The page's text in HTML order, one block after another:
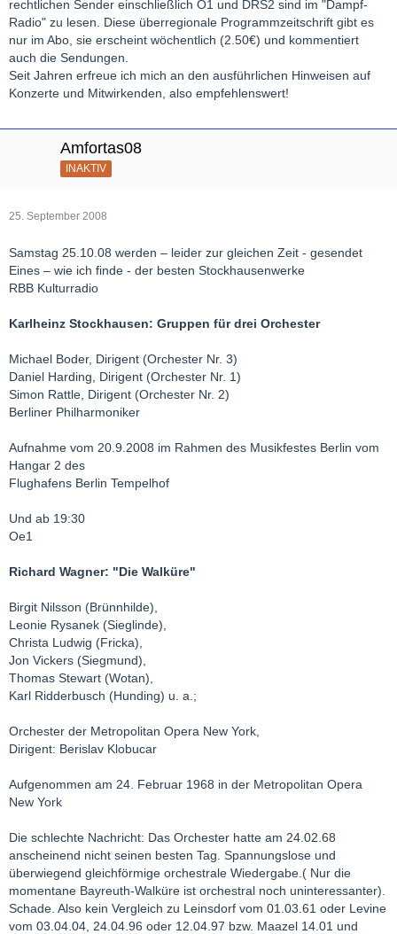
rechtlichen Sender einschließlich Ö1 und DRS2 sind im "Dampf-
Radio" zu lesen. Diese überregionale Programmzeitschrift gibt es
nur im Abo, sie erscheint wöchentlich (2.50€) und kommentiert
auch die Sendungen.
Seit Jahren erfreue ich mich an den ausführlichen Hinweisen auf
Konzerte und Mitwirkenden, also empfehlenswert!
Amfortas08
INAKTIV
25. September 2008
Samstag 25.10.08 werden – leider zur gleichen Zeit - gesendet
Eines – wie ich finde - der besten Stockhausenwerke
RBB Kulturradio
Karlheinz Stockhausen: Gruppen für drei Orchester
Michael Boder, Dirigent (Orchester Nr. 3)
Daniel Harding, Dirigent (Orchester Nr. 1)
Simon Rattle, Dirigent (Orchester Nr. 2)
Berliner Philharmoniker
Aufnahme vom 20.9.2008 im Rahmen des Musikfestes Berlin vom
Hangar 2 des
Flughafens Berlin Tempelhof
Und ab 19:30
Oe1
Richard Wagner: "Die Walküre"
Birgit Nilsson (Brünnhilde),
Leonie Rysanek (Sieglinde),
Christa Ludwig (Fricka),
Jon Vickers (Siegmund),
Thomas Stewart (Wotan),
Karl Ridderbusch (Hunding) u. a.;
Orchester der Metropolitan Opera New York,
Dirigent: Berislav Klobucar
Aufgenommen am 24. Februar 1968 in der Metropolitan Opera
New York
Die schlechte Nachricht: Das Orchester hatte am 24.02.68
anscheinend nicht seinen besten Tag. Spannungslose und
überwiegend gleichförmige orchestrale Wiedergabe.( Nur die
momentane Bayreuth-Walküre ist orchestral noch uninteressanter).
Schade. Also kein Vergleich zu Leinsdorf vom 01.03.61 oder Levine
vom 03.04.04, 24.04.96 oder 12.04.97 bzw. Maazel 14.01 und